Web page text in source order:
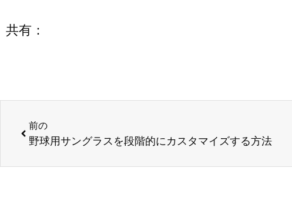
共有：
前の
野球用サングラスを段階的にカスタマイズする方法